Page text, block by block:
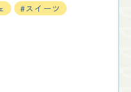
#スイーツ